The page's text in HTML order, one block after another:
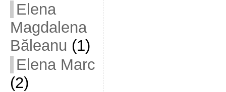
Elena
Magdalena
Băleanu (1)
Elena Marc
(2)